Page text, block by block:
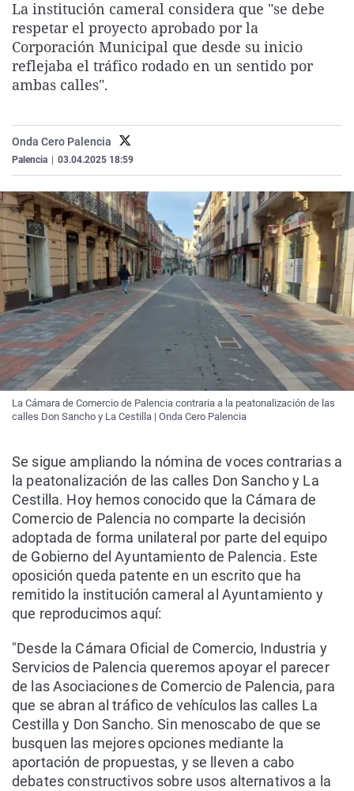
La rosa de los vientos
Gente viajera
Como el perro y el
Caso
Retornados
Equipo de
Extremadura
Galicia
La Rioja
País Vasco
Virales
Televisión
Elecciones
La institución cameral considera que "se debe
respetar el proyecto aprobado por la
Corporación Municipal que desde su inicio
reflejaba el tráfico rodado en un sentido por
ambas calles".
Onda Cero Palencia
Palencia 03.04.2025 18:59
La Cámara de Comercio de Palencia contraria a la peatonalización de las
calles Don Sancho y La Cestilla | Onda Cero Palencia
Se sigue ampliando la nómina de voces contrarias a
la peatonalización de las calles Don Sancho y La
Cestilla. Hoy hemos conocido que la Cámara de
Comercio de Palencia no comparte la decisión
adoptada de forma unilateral por parte del equipo
de Gobierno del Ayuntamiento de Palencia. Este
oposición queda patente en un escrito que ha
remitido la institución cameral al Ayuntamiento y
que reproducimos aquí:
"Desde la Cámara Oficial de Comercio, Industria y
Servicios de Palencia queremos apoyar el parecer
de las Asociaciones de Comercio de Palencia, para
que se abran al tráfico de vehículos las calles La
Cestilla y Don Sancho. Sin menoscabo de que se
busquen las mejores opciones mediante la
aportación de propuestas, y se lleven a cabo
debates constructivos sobre usos alternativos a la